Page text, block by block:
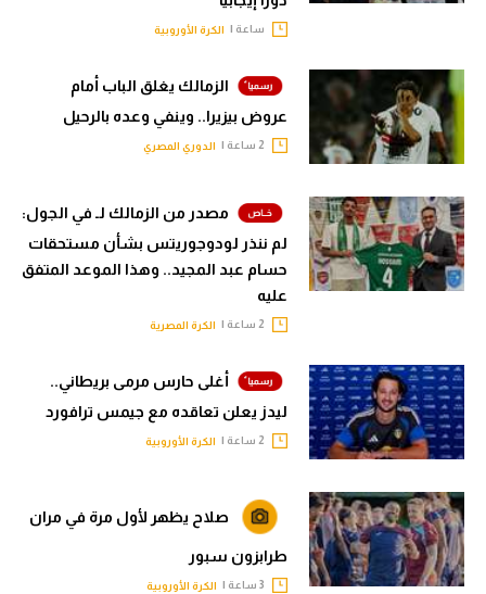
ساعة | الكرة الأوروبية
الزمالك يغلق الباب أمام
عروض بيزيرا.. وينفي وعده بالرحيل
الدوري المصري
مصدر من الزمالك لـ في الجول:
لم ننذر لودوجوريتس بشأن مستحقات
حسام عبد المجيد.. وهذا الموعد المتفق
عليه
الكرة المصرية
أغلى حارس مرمى بريطاني..
ليدز يعلن تعاقده مع جيمس ترافورد
الكرة الأوروبية
صلاح يظهر لأول مرة في مران
طرابزون سبور
الكرة الأوروبية